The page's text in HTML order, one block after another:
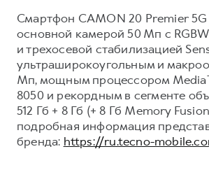
Смартфон CAMON 20 Premier
основной камерой 50 Мп с
и трехосевой стабилизацией
ультраширокоугольным и
Мп, мощным процессором
8050 и рекордным в сегменте
512 Гб + 8 Гб (+ 8 Гб Memory
подробная информация
бренда: https://ru.tecno-